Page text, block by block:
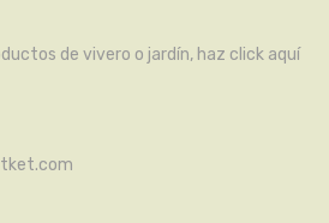
de vivero o jardín, haz click aquí